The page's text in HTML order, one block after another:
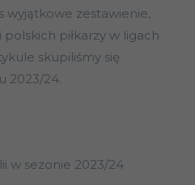
wyjątkowe zestawienie,
piłkarzy w ligach
skupiliśmy się
2023/24.
w sezonie 2023/24